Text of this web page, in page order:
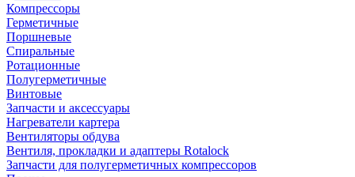
Компрессоры
Герметичные
Поршневые
Спиральные
Ротационные
Полугерметичные
Винтовые
Запчасти и аксессуары
Нагреватели картера
Вентиляторы обдува
Вентиля, прокладки и адаптеры Rotalock
Запчасти для полугерметичных компрессоров